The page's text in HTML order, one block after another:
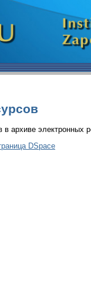
в архиве электронных
DSpace